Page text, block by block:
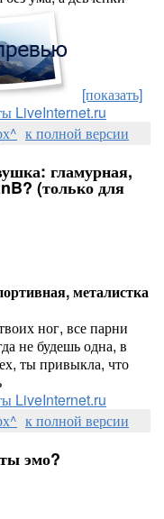
[показать]
LiveInternet.ru
к полной версии
гламурная,
(только для
металистка
ног, все парни
не будешь одна, в
ты привыкла, что
LiveInternet.ru
к полной версии
эмо?